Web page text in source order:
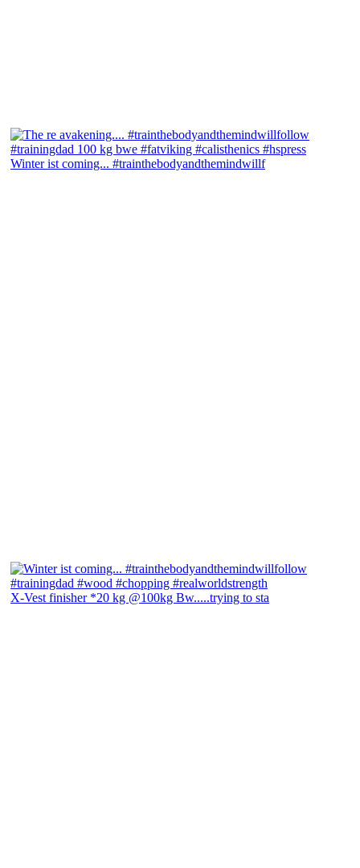
Winter ist coming... #trainthebodyandthemindwillf
X-Vest finisher *20 kg @100kg Bw.....trying to sta